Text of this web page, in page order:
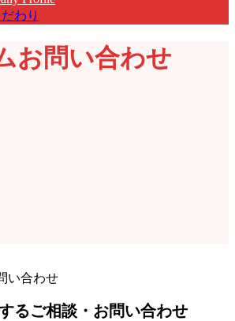
わり
お問い合わせ
い合わせ
るご相談・お問い合わせ